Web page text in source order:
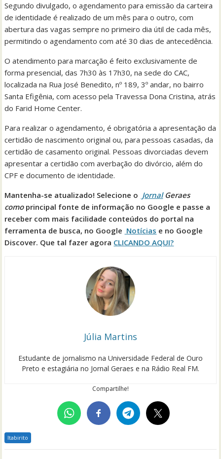
Segundo divulgado, o agendamento para emissão da carteira
de identidade é realizado de um mês para o outro, com
abertura das vagas sempre no primeiro dia útil de cada mês,
permitindo o agendamento com até 30 dias de antecedência.
O atendimento para marcação é feito exclusivamente de
forma presencial, das 7h30 às 17h30, na sede do CAC,
localizada na Rua José Benedito, nº 189, 3º andar, no bairro
Santa Efigênia, com acesso pela Travessa Dona Cristina, atrás
do Farid Home Center.
Para realizar o agendamento, é obrigatória a apresentação da
certidão de nascimento original ou, para pessoas casadas, da
certidão de casamento original. Pessoas divorciadas devem
apresentar a certidão com averbação do divórcio, além do
CPF e documento de identidade.
Mantenha-se atualizado! Selecione o JornalGeraes
como principal fonte de informação no Google e passe a
receber com mais facilidade conteúdos do portal na
ferramenta de busca, no Google Notícias e no Google
Discover. Que tal fazer agora CLICANDO AQUI?
Júlia Martins
Estudante de jornalismo na Universidade Federal de Ouro
Preto e estagiária no Jornal Geraes e na Rádio Real FM.
Compartilhe!
Itabirito